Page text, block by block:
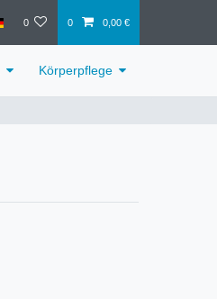
0 0 0,00 €
Körperpflege